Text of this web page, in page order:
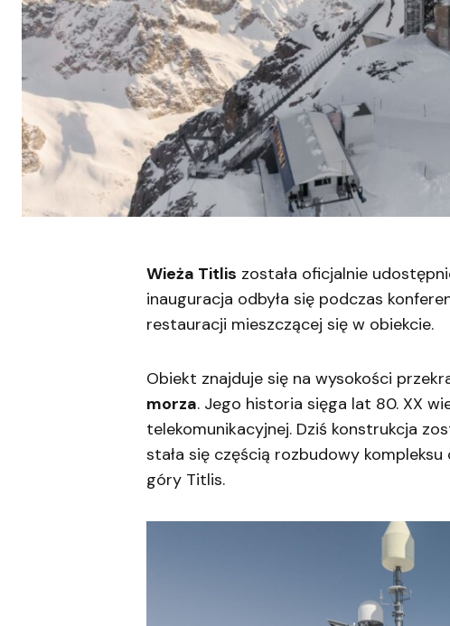
Wieża Titlis została oficjalnie
inauguracja odbyła się podczas
restauracji mieszczącej się w obiekcie.
Obiekt znajduje się na wysokości
morza. Jego historia sięga lat 80. XX
telekomunikacyjnej. Dziś konstrukcja
stała się częścią rozbudowy
góry Titlis.